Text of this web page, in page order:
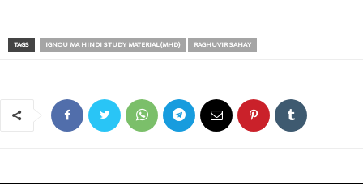
TAGS IGNOU MA HINDI STUDY MATERIAL (MHD) RAGHUVIR SAHAY